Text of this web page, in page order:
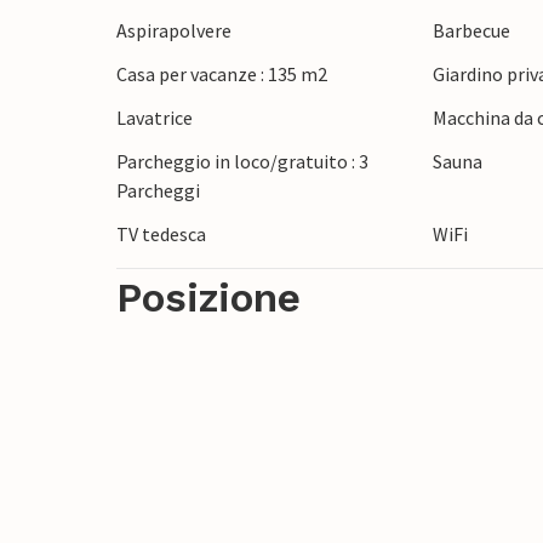
Scoprite la bellissima isola di Als con le
verde chiaro si estendono fino alla riva
potrete godervi un caffè e una
sono anche eccellenti spiagge balneari
Le zone di pesca offrono salmone,
Nota: i soffitti del seminterrato sono bassi.
Aspirapolvere
Barbecue
Casa per vacanze : 135 m2
Giardino
Lavatrice
Macchina da
Parcheggio in loco/gratuito : 3
Parcheggi
Sauna
TV tedesca WiFi
Posizione